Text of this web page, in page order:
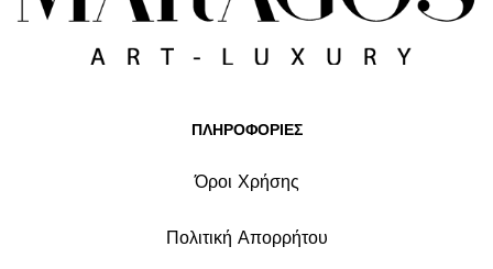
ΠΛΗΡΟΦΟΡΙΕΣ
Όροι Χρήσης
Πολιτική Απορρήτου